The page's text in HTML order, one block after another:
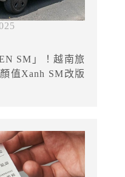
SM」！越南旅
值Xanh SM改版